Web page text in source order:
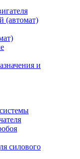
(автомат)
и
силового